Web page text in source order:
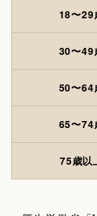
18〜29
30〜49
50〜64
65〜74
75歳以